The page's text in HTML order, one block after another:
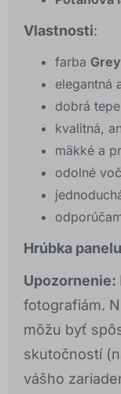
Vlastnosti:
farba Grey
elegantná
dobrá
kvalitná,
mäkké a
odolné
Hrúbka panelu
Upozornenie:
fotografiám.
môžu byť
skutočností
vášho